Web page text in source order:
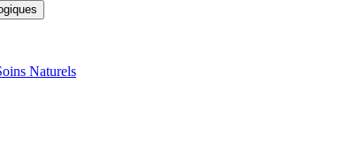
Naturels